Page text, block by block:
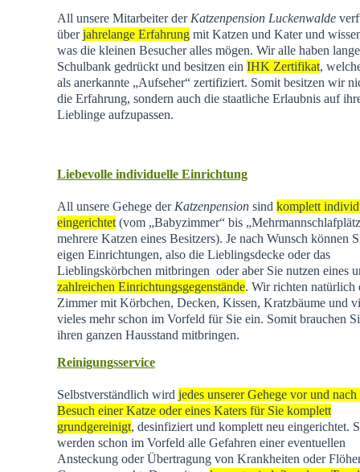
All unsere Mitarbeiter der Katzenpension Luckenwalde
überjahrelange Erfahrungmit Katzen und Kater und
was die kleinen Besucher alles mögen. Wir alle haben
Schulbank gedrückt und besitzen ein IHK Zertifikat,
als anerkannte „Aufseher“ zertifiziert. Somit besitzen wir
die Erfahrung, sondern auch die staatliche Erlaubnis auf
Lieblinge aufzupassen.
Liebevolle individuelle Einrichtung
All unsere Gehege der Katzenpensionsind komplett
eingerichtet(vom „Babyzimmer“ bis
mehrere Katzen eines Besitzers). Je nach Wunsch können
eigen Einrichtungen, also die Lieblingsdecke oder das
Lieblingskörbchen mitbringen oder aber Sie nutzen eines
zahlreichen Einrichtungsgegenstände. Wir richten natürlich
Zimmer mit Körbchen, Decken, Kissen, Kratzbäume und
vieles mehr schon im Vorfeld für Sie ein. Somit brauchen
ihren ganzen Hausstand mitbringen.
Reinigungsservice
Selbstverständlich wird jedes unserer Gehege vor und nach
Besuch einer Katze oder eines Katers für Sie komplett
grundgereinigt, desinfiziert und komplett neu eingerichtet.
werden schon im Vorfeld alle Gefahren einer eventuellen
Ansteckung oder Übertragung von Krankheiten oder